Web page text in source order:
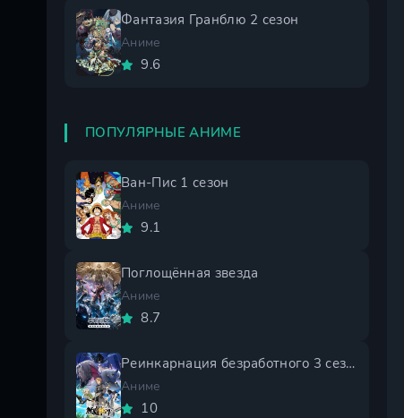
Фантазия Гранблю 2 сезон
Аниме
9.6
ПОПУЛЯРНЫЕ АНИМЕ
Ван-Пис 1 сезон
Аниме
9.1
Поглощённая звезда
Аниме
8.7
Реинкарнация безработного 3 сезон
Аниме
10